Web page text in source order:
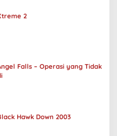
2
Falls – Operasi yang Tidak
Hawk Down 2003